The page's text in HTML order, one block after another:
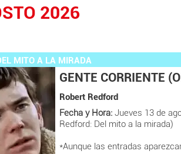
2026
MITO A LA MIRADA
GENTE CORRIENTE
Robert Redford
Fecha y Hora: Jueves 13 de
Redford: Del mito a la mirada)
*Aunque las entradas